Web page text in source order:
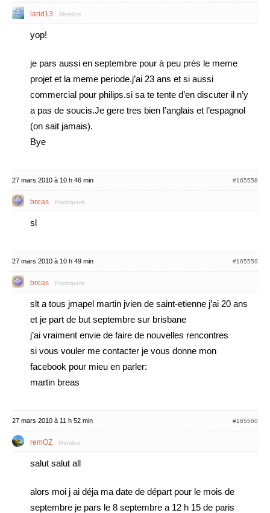
larid13 Membre
yop!
je pars aussi en septembre pour à peu près le meme
projet et la meme periode.j’ai 23 ans et si aussi
commercial pour philips.si sa te tente d’en discuter il n’y
a pas de soucis.Je gere tres bien l’anglais et l’espagnol
(on sait jamais).
Bye
27 mars 2010 à 10 h 46 min #165558
breas Participant
sl
27 mars 2010 à 10 h 49 min #165559
breas Participant
slt a tous jmapel martin jvien de saint-etienne j’ai 20 ans
et je part de but septembre sur brisbane
j’ai vraiment envie de faire de nouvelles rencontres
si vous vouler me contacter je vous donne mon
facebook pour mieu en parler:
martin breas
27 mars 2010 à 11 h 52 min #165560
remOZ Membre
salut salut all
alors moi j ai déja ma date de départ pour le mois de
septembre je pars le 8 septembre a 12 h 15 de paris